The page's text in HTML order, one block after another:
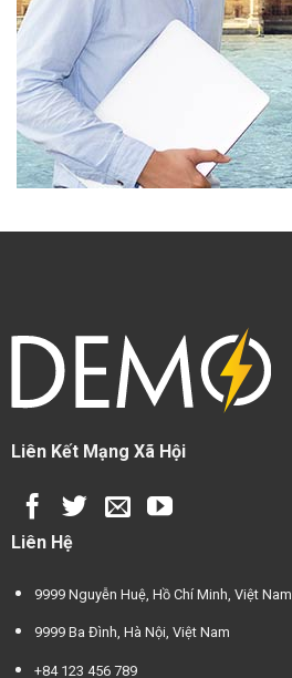
Liên Kết Mạng Xã Hội
Liên Hệ
9999 Nguyễn Huệ, Hồ Chí Minh, Việt Nam
9999 Ba Đình, Hà Nội, Việt Nam
+84 123 456 789